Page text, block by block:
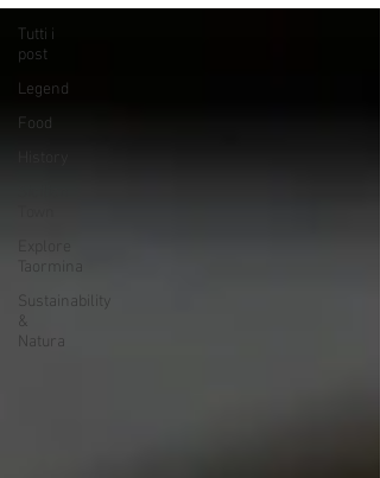
Tutti i
post
Legend
Food
Taormina
Sustainability
&
Natura